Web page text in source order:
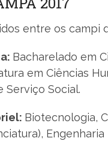
entre os campi
Bacharelado em
em Ciências
Serviço Social.
Biotecnologia,